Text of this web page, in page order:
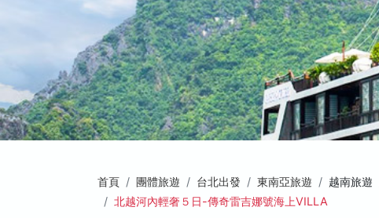
首頁 團體旅遊 台北出發 東南亞旅遊 越南旅遊
北越河內輕奢５日-傳奇雷吉娜號海上VILLA